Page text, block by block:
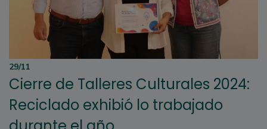
29/11
Cierre de Talleres Culturales 2024:
Reciclado exhibió lo trabajado